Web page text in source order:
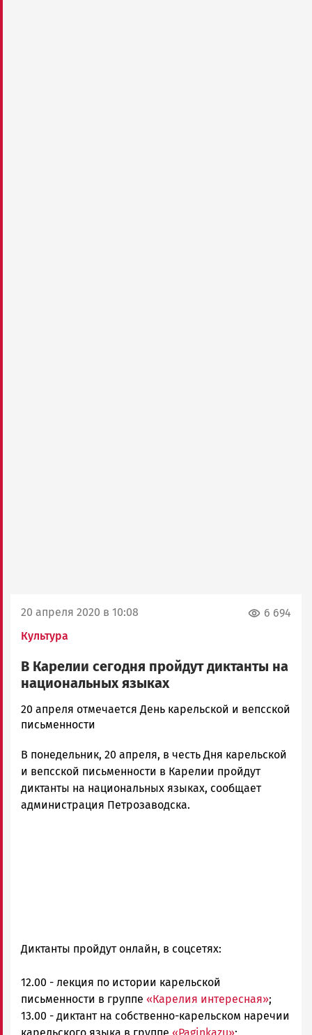
20 апреля 2020 в 10:08
Культура
6 694
В Карелии сегодня пройдут диктанты на
национальных языках
Корректор
Новости
и
Карелии
|
Петрозаводск
20 апреля отмечается День карельской и вепсской
письменности
В понедельник, 20 апреля, в честь Дня карельской
и вепсской письменности в Карелии пройдут
диктанты на национальных языках, сообщает
администрация Петрозаводска.
Диктанты пройдут онлайн, в соцсетях:
12.00 - лекция по истории карельской
письменности в группе «Карелия интересная»;
13.00 - диктант на собственно-карельском наречии